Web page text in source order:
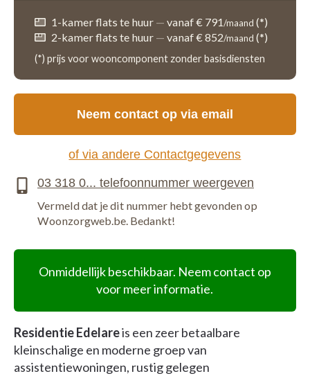
1-kamer flats te huur — vanaf € 791/maand (*)
2-kamer flats te huur — vanaf € 852/maand (*)
(*) prijs voor wooncomponent zonder basisdiensten
Onmiddellijk beschikbaar. Neem contact op
voor meer informatie.
Residentie Edelareis een zeer betaalbare
kleinschalige en moderne groep van
assistentiewoningen, rustig gelegen
Neem contact op via email
of via andere Contactgegevens
Vermeld dat je dit nummer hebt gevonden op
Woonzorgweb.be. Bedankt!